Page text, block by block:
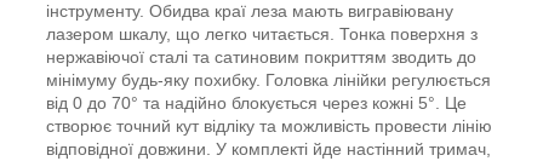
інструменту. Обидва краї леза мають вигравіювану
лазером шкалу, що легко читається. Тонка поверхня з
нержавіючої сталі та сатиновим покриттям зводить до
мінімуму будь-яку похибку. Головка лінійки регулюється
від 0 до 70° та надійно блокується через кожні 5°. Це
створює точний кут відліку та можливість провести лінію
відповідної довжини. У комплекті йде настінний тримач,